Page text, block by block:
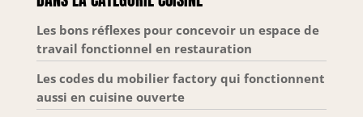
bois d'olivier
naturel qui est
beaucoup plus
durable et plus
articles de cuisine. Nous combinons toujours
praticité et efficacité, en créant des solutions de
qualité à l'esthétique moderne.
Les bons réflexes pour concevoir un espace de
travail fonctionnel en restauration
Les codes du mobilier factory qui fonctionnent
aussi en cuisine ouverte